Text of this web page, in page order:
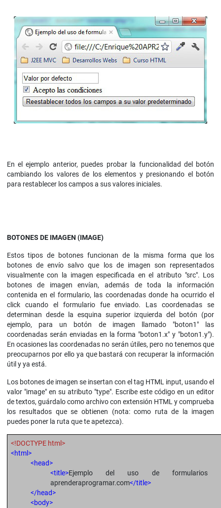
En el ejemplo anterior, puedes probar la funcionalidad del botón
cambiando los valores de los elementos y presionando el botón
para restablecer los campos a sus valores iniciales.
BOTONES DE IMAGEN (IMAGE)
Estos tipos de botones funcionan de la misma forma que los
botones de envío salvo que los de imagen son representados
visualmente con la imagen especificada en el atributo "src". Los
botones de imagen envían, además de toda la información
contenida en el formulario, las coordenadas donde ha ocurrido el
click cuando el formulario fue enviado. Las coordenadas se
determinan desde la esquina superior izquierda del botón (por
ejemplo, para un botón de imagen llamado "boton1" las
coordenadas serán enviadas en la forma "boton1.x" y "boton1.y").
En ocasiones las coordenadas no serán útiles, pero no tenemos que
preocuparnos por ello ya que bastará con recuperar la información
útil y ya está.
Los botones de imagen se insertan con el tag HTML input, usando el
valor "image" en su atributo "type". Escribe este código en un editor
de textos, guárdalo como archivo con extensión HTML y comprueba
los resultados que se obtienen (nota: como ruta de la imagen
puedes poner la ruta que te apetezca).
<!DOCTYPE html>
<html>
<head>
<title>Ejemplo del uso de formularios
aprenderaprogramar.com</title>
</head>
<body>